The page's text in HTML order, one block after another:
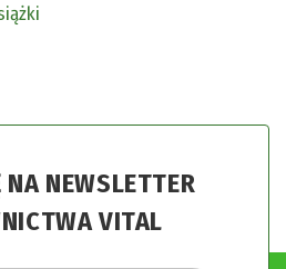
NEWSLETTER
VITAL